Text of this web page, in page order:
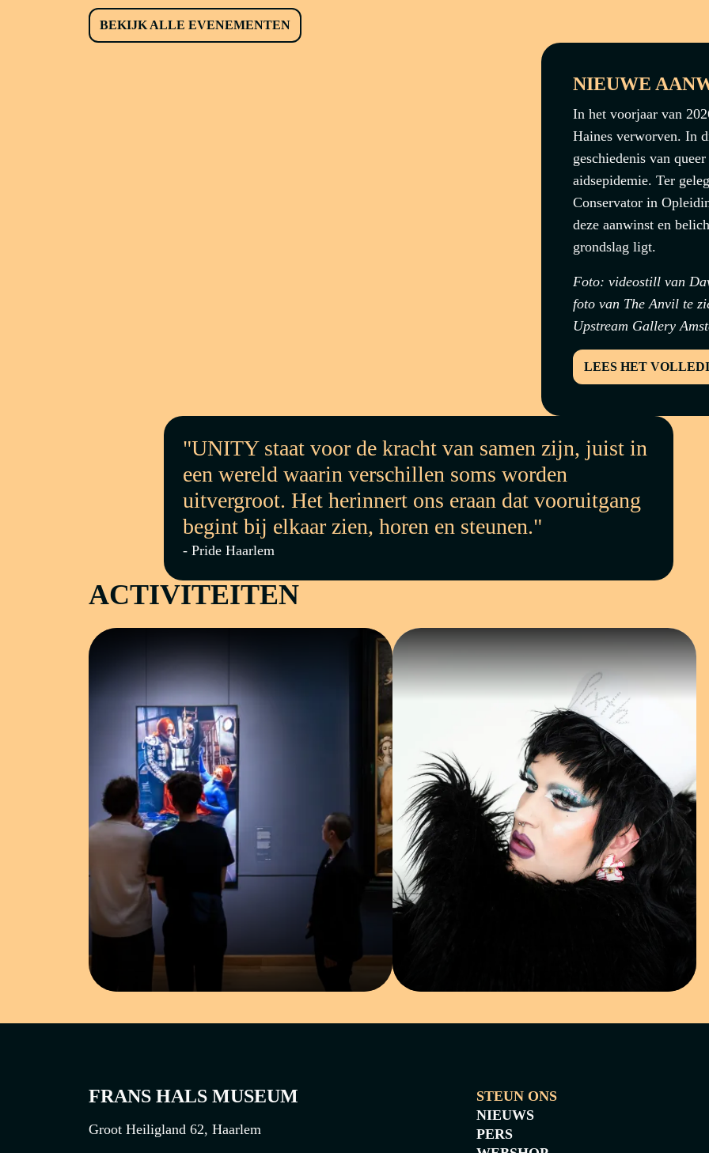
BEKIJK ALLE EVENEMENTEN
NIEUWE
In het voorjaar van
Haines verworven. In
geschiedenis van
aidsepidemie. Ter
Conservator in
deze aanwinst en
grondslag ligt.
Foto: videostill van
foto van The Anvil te
Upstream Gallery
LEES HET
"UNITY staat voor de kracht van samen zijn, juist in
een wereld waarin verschillen soms worden
uitvergroot. Het herinnert ons eraan dat vooruitgang
begint bij elkaar zien, horen en steunen."
- Pride Haarlem
ACTIVITEITEN
ACTIVITEIT RONDLEIDING
FRANS HALS MUSEUM
Groot Heiligland 62, Haarlem
STEUN ONS
NIEUWS
PERS